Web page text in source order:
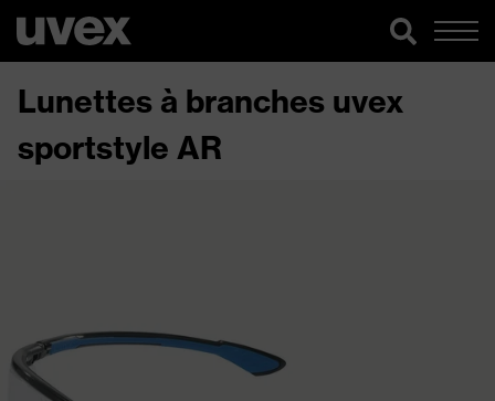
Lunettes à branches uvex
sportstyle AR